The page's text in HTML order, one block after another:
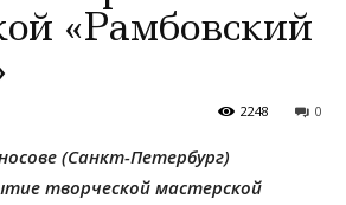
«Рамбовский
0
2248
(Санкт-Петербург)
творческой мастерской